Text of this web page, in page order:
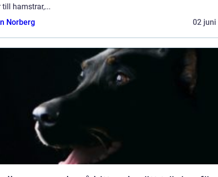
till hamstrar,...
Norberg
02 juni